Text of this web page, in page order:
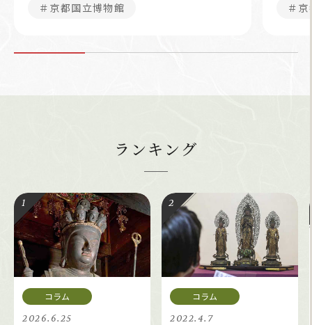
＃京都国立博物館 ＃
ランキング
2026.6.25 2022.4.7